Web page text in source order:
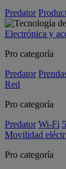
Predator
Electrónica y
Pro categoría
Predator
Red
Pro categoría
Predator Wi-Fi
Movilidad
Pro categoría